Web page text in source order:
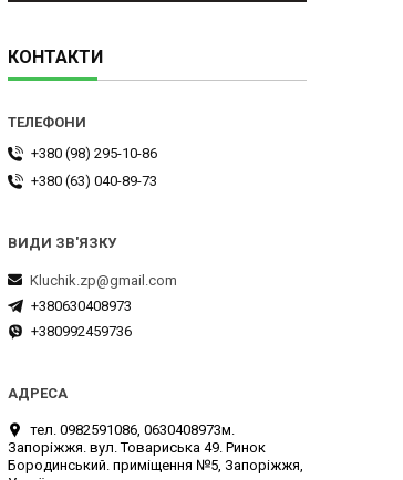
КОНТАКТИ
+380 (98) 295-10-86
+380 (63) 040-89-73
Kluchik.zp@gmail.com
+380630408973
+380992459736
тел. 0982591086, 0630408973м.
Запоріжжя. вул. Товариська 49. Ринок
Бородинський. приміщення №5, Запоріжжя,